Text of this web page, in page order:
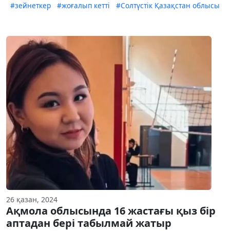
#зейнеткер #жоғалып кетті #Солтүстік Қазақстан облысы
26 қазан, 2024
Ақмола облысында 16 жастағы қыз бір
аптадан бері табылмай жатыр